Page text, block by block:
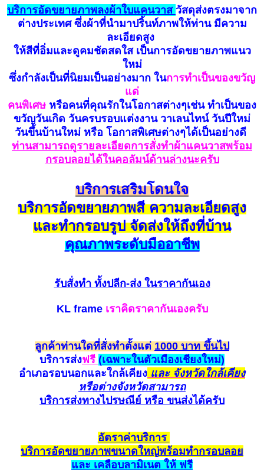
บริการอัดขยายภาพลงผ้าใบแคนวาส วัสดุส่งตรงมาจาก
ต่างประเทศ ซึ่งผ้าที่นำมาปริ้นท์ภาพให้ท่าน มีความ
ละเอียดสูง
ให้สีที่อิ่มและดูคมชัดสดใส เป็นการอัดขยายภาพแนว
ใหม่
ซึ่งกำลังเป็นที่นิยมเป็นอย่างมาก ในการทำเป็นของขวัญ
แด่
คนพิเศษ หรือคนที่คุณรักในโอกาสต่างๆเช่น ทำเป็นของ
ขวัญวันเกิด วันครบรอบแต่งงาน วาเลนไทน์ วันปีใหม่
วันขึ้นบ้านใหม่ หรือ โอกาสพิเศษต่างๆได้เป็นอย่างดี
ท่านสามารถดูรายละเอียดการสั่งทำผ้าแคนวาสพร้อม
กรอบลอยได้ในคอลัมน์ด้านล่างนะครับ
บริการเสริมโดนใจ
บริการอัดขยายภาพสี ความละเอียดสูง
และทำกรอบรูป จัดส่งให้ถึงที่บ้าน
คุณภาพระดับมืออาชีพ
รับสั่งทำ ทั้งปลีก-ส่ง ในราคากันเอง
KL frame เราคิดราคากันเองครับ
ลูกค้าท่านใดที่สั่งทำตั้งแต่ 1000 บาท ขึ้นไป
บริการส่งฟรี (เฉพาะในตัวเมืองเชียงใหม่)
อำเภอรอบนอกและใกล้เคียง และ จังหวัดใกล้เคียง
หรือต่างจังหวัดสามารถ
บริการส่งทางไปรษณีย์ หรือ ขนส่งได้ครับ
อัตราค่าบริการ
บริการอัดขยายภาพขนาดใหญ่พร้อมทำกรอบลอย
และ เคลือบลามิเนต ให้ ฟรี